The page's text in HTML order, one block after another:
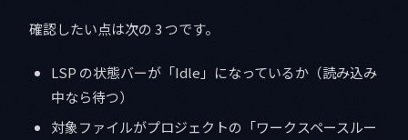
確認したい点は次の 3 つです。
LSP の状態バーが「Idle」になっているか（読み込み
中なら待つ）
対象ファイルがプロジェクトの「ワークスペースルー